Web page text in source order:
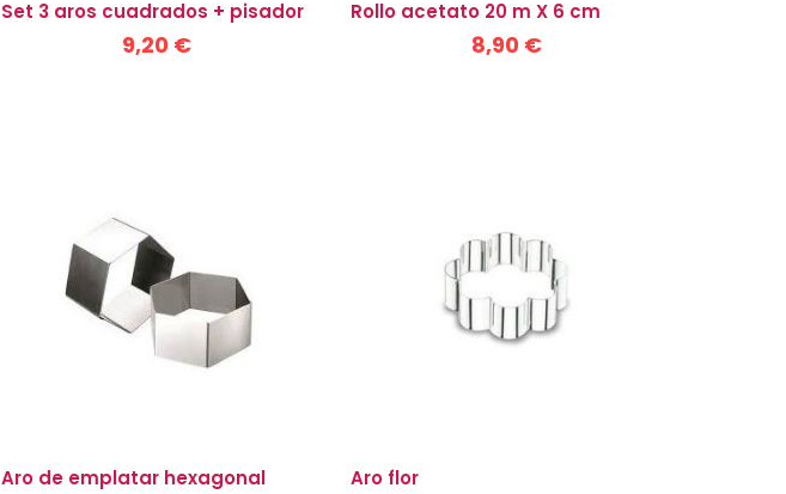
Set 3 aros cuadrados + pisador
9,20 €
Rollo acetato 20 m X 6 cm
8,90 €
Aro de emplatar hexagonal Aro flor